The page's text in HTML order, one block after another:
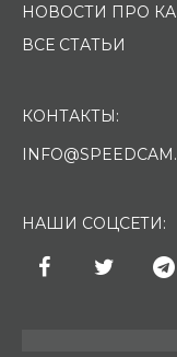
НОВОСТИ ПРО
ВСЕ СТАТЬИ
КОНТАКТЫ:
НАШИ СОЦСЕТИ: